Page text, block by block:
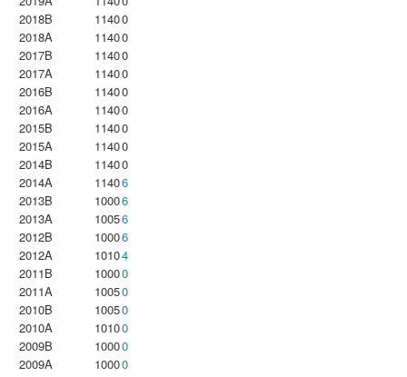
2018B
11400
2018A
11400
2017B
11400
2017A
11400
2016B
11400
2016A
11400
2015B
11400
2015A
11400
2014B
11400
2014A
11406
2013B
10006
2013A
10056
2012B
10006
2012A
10104
2011B
10000
2011A
10050
2010B
10050
2010A
10100
2009B
10000
2009A
10000